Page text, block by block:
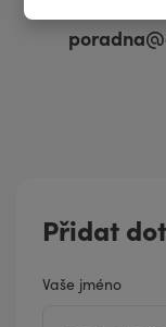
Přidat
Vaše jméno